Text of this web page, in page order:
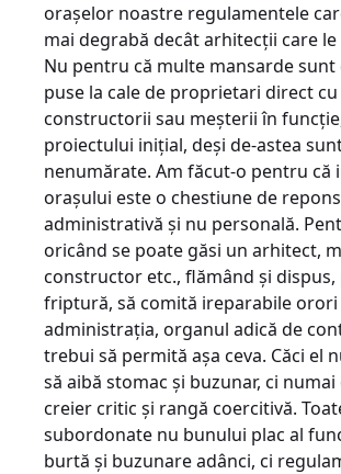
oraşelor noastre regulamentele
mai degrabă decât arhitecţii care
Nu pentru că multe mansarde
puse la cale de proprietari direct cu
constructorii sau meşterii în
proiectului iniţial, deşi de-astea
nenumărate. Am făcut-o pentru că
oraşului este o chestiune de
administrativă şi nu personală.
oricând se poate găsi un arhitect,
constructor etc., flămând şi
friptură, să comită ireparabile orori
administraţia, organul adică de
trebui să permită aşa ceva. Căci el
să aibă stomac şi buzunar, ci
creier critic şi rangă coercitivă.
subordonate nu bunului plac al
burtă şi buzunare adânci, ci